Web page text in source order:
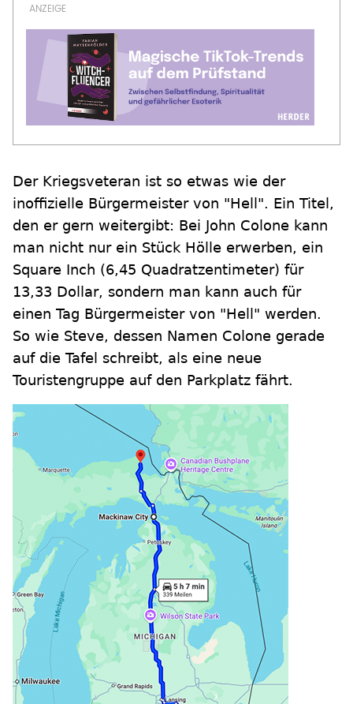
Der Kriegsveteran ist so etwas wie der
inoffizielle Bürgermeister von "Hell". Ein Titel,
den er gern weitergibt: Bei John Colone kann
man nicht nur ein Stück Hölle erwerben, ein
Square Inch (6,45 Quadratzentimeter) für
13,33 Dollar, sondern man kann auch für
einen Tag Bürgermeister von "Hell" werden.
So wie Steve, dessen Namen Colone gerade
auf die Tafel schreibt, als eine neue
Touristengruppe auf den Parkplatz fährt.